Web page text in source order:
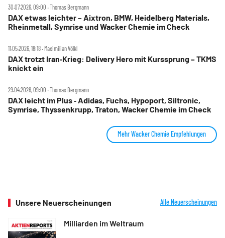
30.07.2026, 09:00 ‧ Thomas Bergmann
DAX etwas leichter – Aixtron, BMW, Heidelberg Materials,
Rheinmetall, Symrise und Wacker Chemie im Check
11.05.2026, 18:18 ‧ Maximilian Völkl
DAX trotzt Iran‑Krieg: Delivery Hero mit Kurssprung – TKMS
knickt ein
29.04.2026, 09:00 ‧ Thomas Bergmann
DAX leicht im Plus ‑ Adidas, Fuchs, Hypoport, Siltronic,
Symrise, Thyssenkrupp, Traton, Wacker Chemie im Check
Mehr Wacker Chemie Empfehlungen
Unsere Neuerscheinungen Alle Neuerscheinungen
Milliarden im Weltraum